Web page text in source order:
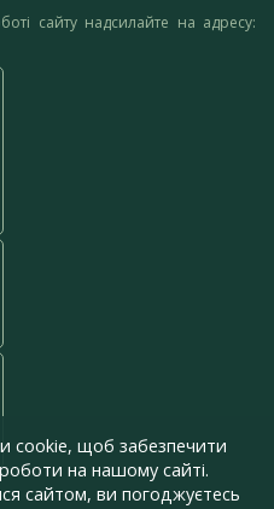
сайту надсилайте на адресу:
cookie, щоб забезпечити
на нашому сайті.
сайтом, ви погоджуєтесь